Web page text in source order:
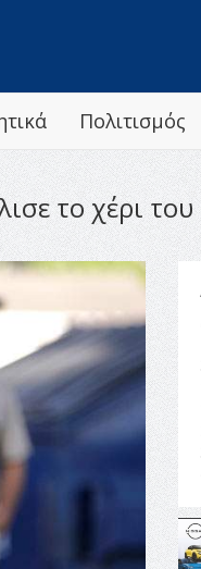
Πολιτισμός
το χέρι